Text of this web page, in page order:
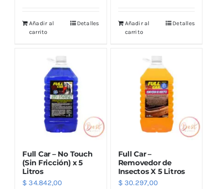
Añadir al
carrito
Detalles
Añadir al
carrito
Detalles
Full Car – No Touch
(Sin Fricción) x 5
Litros
$ 34.842,00
Full Car –
Removedor de
Insectos X 5 Litros
$30.297,00